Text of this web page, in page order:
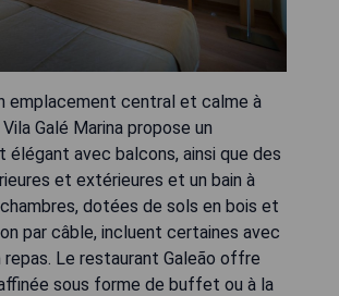
emplacement central et calme à
Galé Marina propose un
élégant avec balcons, ainsi que des
et extérieures et un bain à
dotées de sols en bois et
par câble, incluent certaines avec
Le restaurant Galeão offre
sous forme de buffet ou à la